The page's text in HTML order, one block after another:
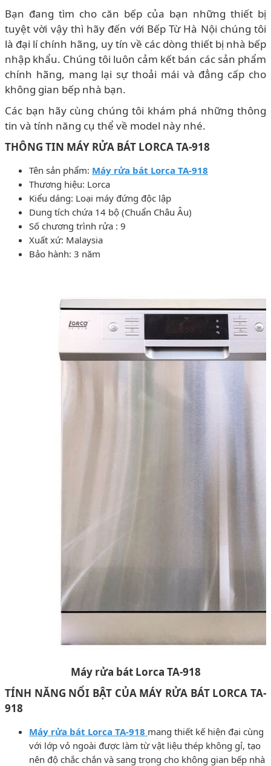
Bạn đang tìm cho căn bếp của bạn những thiết bị
tuyệt vời vậy thì hãy đến với Bếp Từ Hà Nội chúng tôi
là đại lí chính hãng, uy tín về các dòng thiết bị nhà bếp
nhập khẩu. Chúng tôi luôn cảm kết bán các sản phẩm
chính hãng, mang lại sự thoải mái và đẳng cấp cho
không gian bếp nhà bạn.
Các bạn hãy cùng chúng tôi khám phá những thông
tin và tính năng cụ thể về model này nhé.
THÔNG TIN MÁY RỬA BÁT LORCA TA-918
Tên sản phẩm: Máy rửa bát Lorca TA-918
Thương hiệu: Lorca
Kiểu dáng: Loại máy đứng độc lập
Dung tích chứa 14 bộ (Chuẩn Châu Âu)
Số chương trình rửa : 9
Xuất xứ: Malaysia
Bảo hành: 3 năm
Máy rửa bát Lorca TA-918
TÍNH NĂNG NỔI BẬT CỦA MÁY RỬA BÁT LORCA TA-
918
Máy rửa bát Lorca TA-918 mang thiết kế hiện đại cùng
với lớp vỏ ngoài được làm từ vật liệu thép không gỉ, tạo
nên độ chắc chắn và sang trọng cho không gian bếp nhà